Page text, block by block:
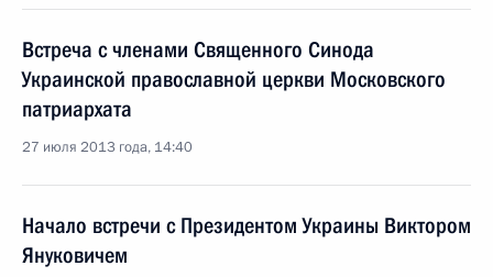
Встреча с членами Священного Синода
Украинской православной церкви Московского
патриархата
27 июля 2013 года, 14:40
Начало встречи с Президентом Украины Виктором
Януковичем